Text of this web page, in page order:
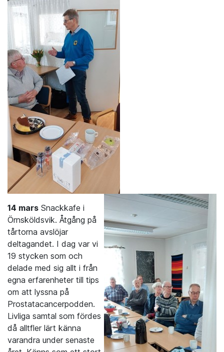
14 mars Snackkafe i
Örnsköldsvik. Åtgång på
tårtorna avslöjar
deltagandet. I dag var vi
19 stycken som och
delade med sig allt i från
egna erfarenheter till tips
om att lyssna på
Prostatacancerpodden.
Livliga samtal som fördes
då alltfler lärt känna
varandra under senaste